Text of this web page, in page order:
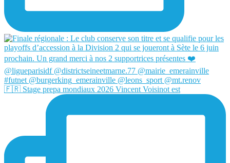
🇫🇷 Stage prepa mondiaux 2026 Vincent Voisinot est